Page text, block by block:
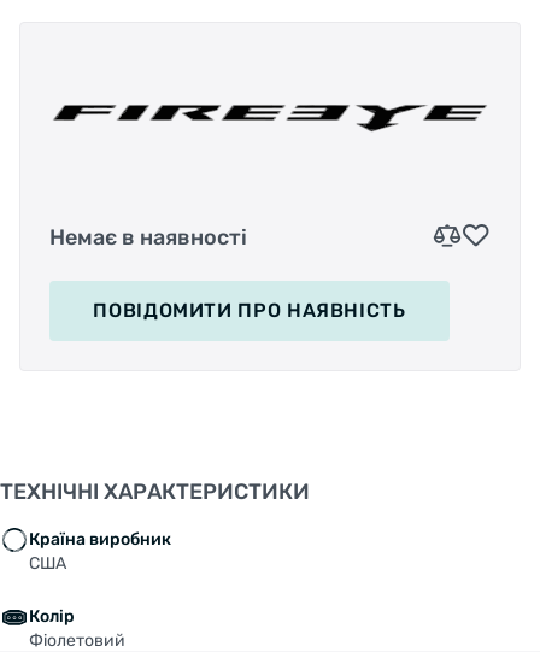
Немає в наявності
ПОВІДОМИТИ ПРО НАЯВНІСТЬ
ТЕХНІЧНІ ХАРАКТЕРИСТИКИ
Країна виробник
США
Колір
Фіолетовий